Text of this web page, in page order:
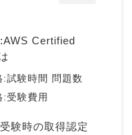
Certified
:試験時間 問題数
:受験費用
験時の取得認定